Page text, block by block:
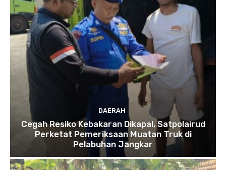
DAERAH
Cegah Resiko Kebakaran Dikapal, Satpolairud
Perketat Pemeriksaan Muatan Truk di
Pelabuhan Jangkar